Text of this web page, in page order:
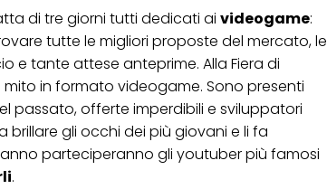
di tre giorni tutti dedicati ai videogame:
tutte le migliori proposte del mercato, le
e tante attese anteprime. Alla Fiera di
in formato videogame. Sono presenti
passato, offerte imperdibili e sviluppatori
gli occhi dei più giovani e li fa
parteciperanno gli youtuber più famosi
.